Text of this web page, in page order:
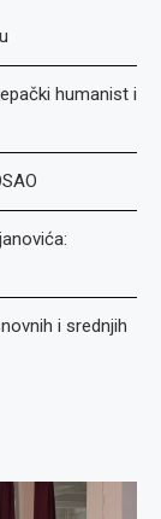
humanist i
i srednjih